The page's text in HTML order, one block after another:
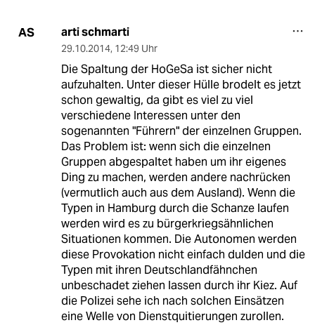
AS arti schmarti
29.10.2014, 12:49 Uhr
Die Spaltung der HoGeSa ist sicher nicht
aufzuhalten. Unter dieser Hülle brodelt es jetzt
schon gewaltig, da gibt es viel zu viel
verschiedene Interessen unter den
sogenannten "Führern" der einzelnen Gruppen.
Das Problem ist: wenn sich die einzelnen
Gruppen abgespaltet haben um ihr eigenes
Ding zu machen, werden andere nachrücken
(vermutlich auch aus dem Ausland). Wenn die
Typen in Hamburg durch die Schanze laufen
werden wird es zu bürgerkriegsähnlichen
Situationen kommen. Die Autonomen werden
diese Provokation nicht einfach dulden und die
Typen mit ihren Deutschlandfähnchen
unbeschadet ziehen lassen durch ihr Kiez. Auf
die Polizei sehe ich nach solchen Einsätzen
eine Welle von Dienstquitierungen zurollen.